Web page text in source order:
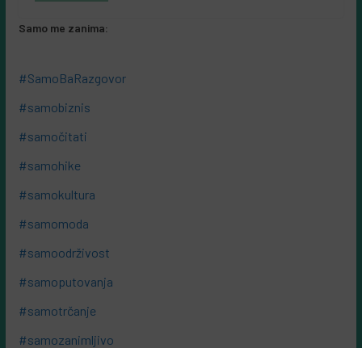
Samo me zanima:
#SamoBaRazgovor
#samobiznis
#samočitati
#samohike
#samokultura
#samomoda
#samoodrživost
#samoputovanja
#samotrčanje
#samozanimljivo